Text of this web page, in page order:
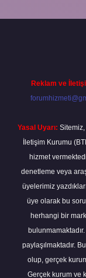
Reklam ve
Yasal Uyarı:
İletişim Kurumu
hizmet
denetleme veya
üyelerimiz
üye olarak bu
herhangi bir
paylaşılmaktadır.
olup, gerçek
Gerçek kurum ve